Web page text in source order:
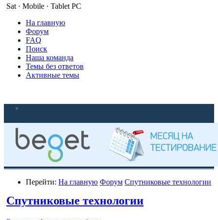
Sat · Mobile · Tablet PC
На главную
Форум
FAQ
Поиск
Наша команда
Темы без ответов
Активные темы
Перейти: На главную Форум Спутниковые технологии
Спутниковые технологии